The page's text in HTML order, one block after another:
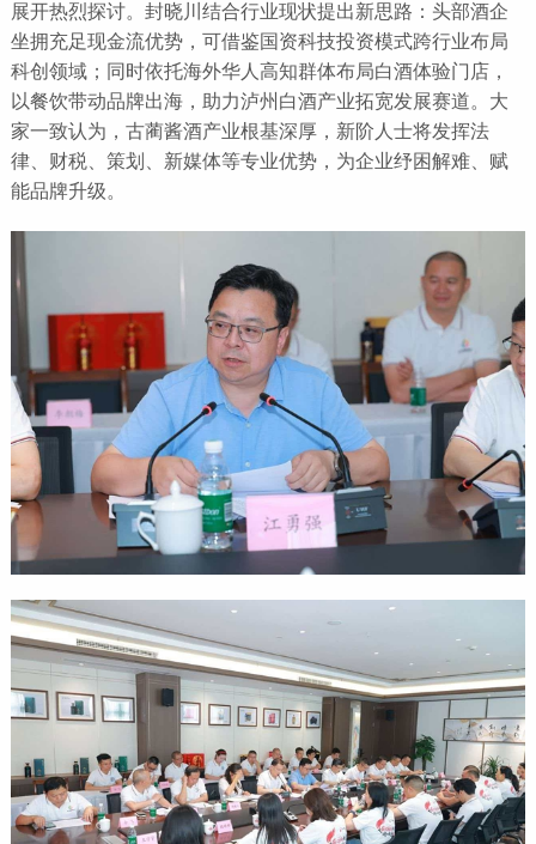
展开热烈探讨。封晓川结合行业现状提出新思路：头部酒企
坐拥充足现金流优势，可借鉴国资科技投资模式跨行业布局
科创领域；同时依托海外华人高知群体布局白酒体验门店，
以餐饮带动品牌出海，助力泸州白酒产业拓宽发展赛道。大
家一致认为，古蔺酱酒产业根基深厚，新阶人士将发挥法
律、财税、策划、新媒体等专业优势，为企业纾困解难、赋
能品牌升级。